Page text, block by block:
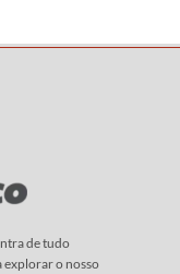
trupe de um circo
que parece ser a chave do
palhaço misteriosos
Arte:
de tudo
explorar o nosso